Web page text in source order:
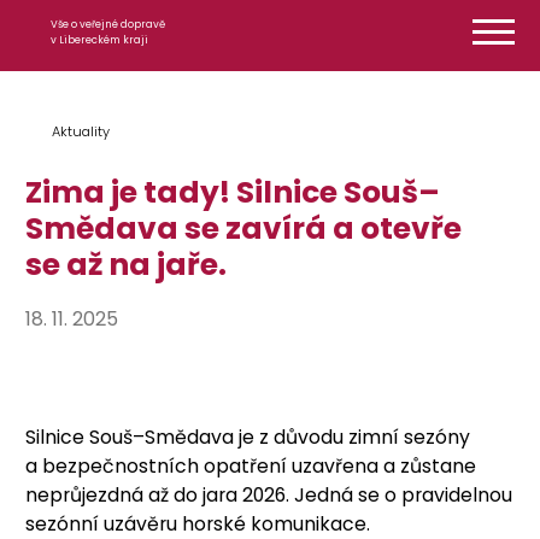
Vše o veřejné dopravě
v Libereckém kraji
Aktuality
Zima je tady! Silnice Souš–
Smědava se zavírá a otevře
se až na jaře.
18. 11. 2025
Silnice Souš–Smědava je z důvodu zimní sezóny
a bezpečnostních opatření uzavřena a zůstane
neprůjezdná až do jara 2026. Jedná se o pravidelnou
sezónní uzávěru horské komunikace.